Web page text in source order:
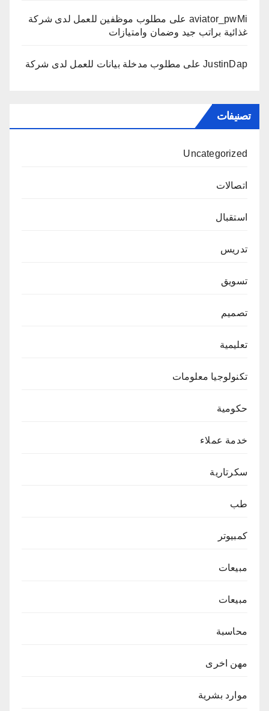
aviator_pwMi على مطلوب موظفين للعمل لدى شركة
غذائية براتب جيد وضمان وامتيازات
JustinDapعلى مطلوب مدخلة بيانات للعمل لدى شركة
تصنيفات
Uncategorized
اتصالات
استقبال
تدريس
تسويق
تصميم
تعليمية
تكنولوجيا معلومات
حكومية
خدمة عملاء
سكرتارية
طب
كمبيوتر
مبيعات
مبيعات
محاسبة
مهن اخرى
موارد بشرية